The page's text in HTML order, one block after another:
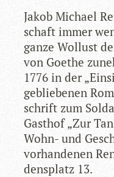
Jakob Michael
schaft immer
ganze Wol­lust
von Goe­the
1776 in der
geblie­be­nen
schrift zum
Gast­hof „Zur
Wohn- und
vor­han­de­nen
dens­platz 13.